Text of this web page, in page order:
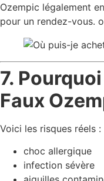
Ozempic légalement
pour un rendez-vous.
7.
Faux
Voici les risques réels :
choc allergique
infection sévère